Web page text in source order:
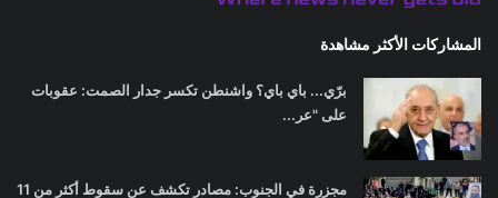
المشاركات الأكثر مشاهدة
برّي... باي باي؟ واشنطن تكسر جدار الصمت: عقوبات
على "عر...
مجزرة في الجنوب: مصادر تكشف عن سقوط أكثر من 11